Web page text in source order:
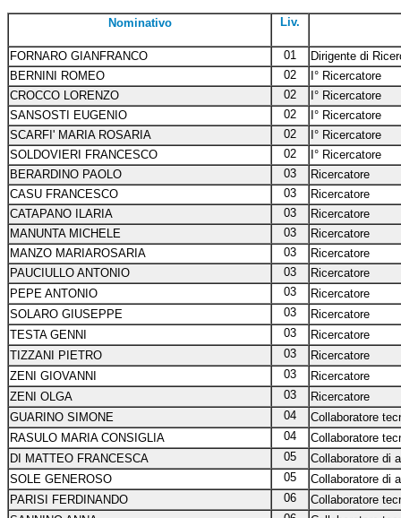
Nominativo Liv.
FORNARO GIANFRANCO 01
Dirigente di
BERNINI ROMEO
02
I° Ricercatore
CROCCO LORENZO
02
I° Ricercatore
SANSOSTI EUGENIO
02
I° Ricercatore
SCARFI' MARIA ROSARIA
02
I° Ricercatore
SOLDOVIERI FRANCESCO
02
I° Ricercatore
BERARDINO PAOLO
03
Ricercatore
CASU FRANCESCO
03
Ricercatore
CATAPANO ILARIA
03
Ricercatore
MANUNTA MICHELE
03
Ricercatore
MANZO MARIAROSARIA
03
Ricercatore
PAUCIULLO ANTONIO
03
Ricercatore
PEPE ANTONIO
03
Ricercatore
SOLARO GIUSEPPE
03
Ricercatore
TESTA GENNI
03
Ricercatore
TIZZANI PIETRO
03
Ricercatore
ZENI GIOVANNI
03
Ricercatore
ZENI OLGA
03
Ricercatore
GUARINO SIMONE
04
Collaboratore
RASULO MARIA CONSIGLIA
04
Collaboratore
DI MATTEO FRANCESCA
05
Collaboratore di
SOLE GENEROSO
05
Collaboratore di
PARISI FERDINANDO
06
Collaboratore